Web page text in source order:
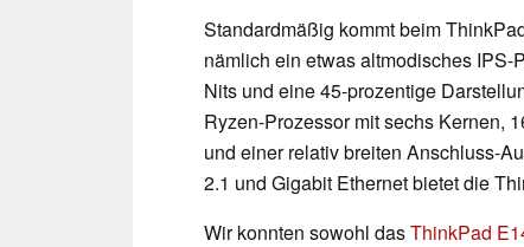
Standardmäßig kommt beim
nämlich ein etwas altmodisches
Nits und eine 45-prozentige
Ryzen-Prozessor mit sechs Kernen,
und einer relativ breiten Anschluss-
2.1 und Gigabit Ethernet bietet die
Wir konnten sowohl dasThinkPad